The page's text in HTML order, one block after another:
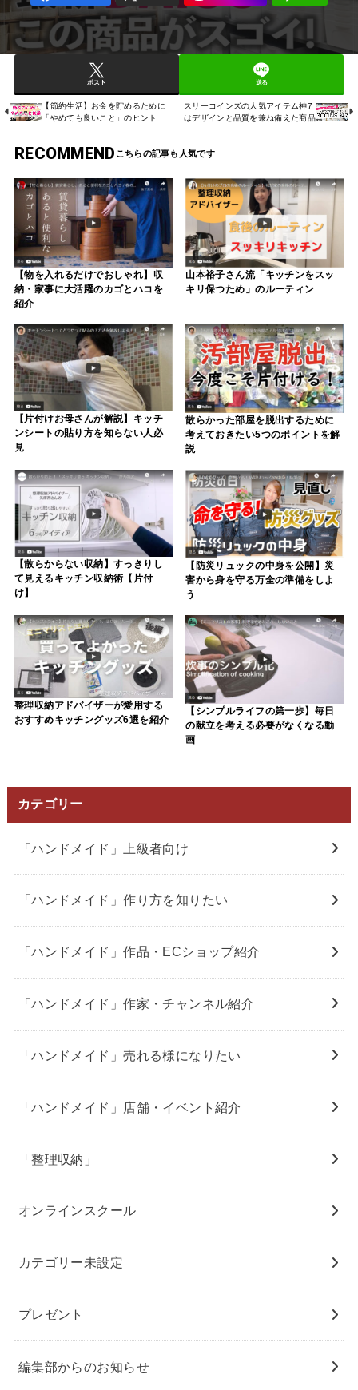
ポスト 送る
【節約生活】お金を貯めるために
「やめても良いこと」のヒント
スリーコインズの人気アイテム神7
はデザインと品質を兼ね備えた商品
RECOMMEND
【物を入れるだけでおしゃれ】収
納・家事に大活躍のカゴとハコを
紹介
山本裕子さん流「キッチンをスッ
キリ保つため」のルーティン
【片付けお母さんが解説】キッチ
ンシートの貼り方を知らない人必
見
散らかった部屋を脱出するために
考えておきたい5つのポイントを解
説
【散らからない収納】すっきりし
て見えるキッチン収納術【片付
け】
【防災リュックの中身を公開】災
害から身を守る万全の準備をしよ
う
整理収納アドバイザーが愛用する
おすすめキッチングッズ6選を紹介
【シンプルライフの第一歩】毎日
の献立を考える必要がなくなる動
画
カテゴリー
「ハンドメイド」上級者向け
「ハンドメイド」作り方を知りたい
「ハンドメイド」作品・ECショップ紹介
「ハンドメイド」作家・チャンネル紹介
「ハンドメイド」売れる様になりたい
「ハンドメイド」店舗・イベント紹介
「整理収納」
オンラインスクール
カテゴリー未設定
プレゼント
編集部からのお知らせ